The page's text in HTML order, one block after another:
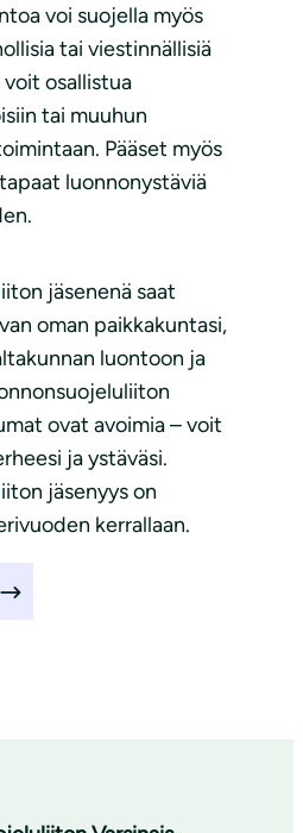
voi suojella myös
tai viestinnällisiä
osallistua
tai muuhun
Pääset myös
luonnonystäviä
jäsenenä saat
oman paikkakuntasi,
luontoon ja
ovat avoimia – voit
ja ystäväsi.
jäsenyys on
kerrallaan.